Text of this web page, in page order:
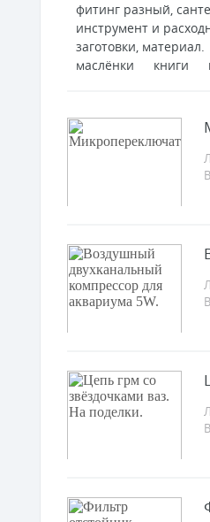
фитинг разный,
инструмент и
заготовки, материал.
маслёнки
книги